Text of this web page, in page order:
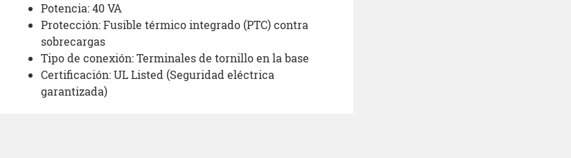
Potencia: 40 VA
Protección: Fusible térmico integrado (PTC) contra
sobrecargas
Tipo de conexión: Terminales de tornillo en la base
Certificación: UL Listed (Seguridad eléctrica
garantizada)